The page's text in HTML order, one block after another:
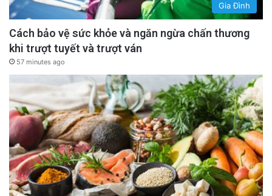
Gia Đình
Cách bảo vệ sức khỏe và ngăn ngừa chấn thương
khi trượt tuyết và trượt ván
57 minutes ago